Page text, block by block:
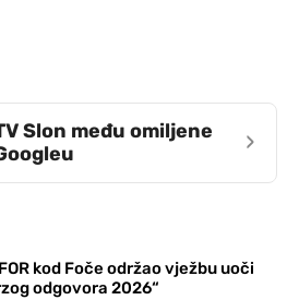
Slon među omiljene
›
kod Foče održao vježbu uoči
odgovora 2026“